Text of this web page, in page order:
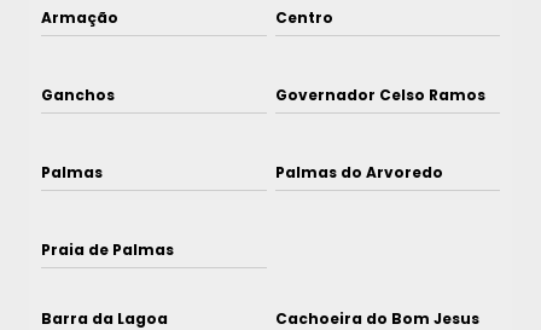
Armação Centro
Ganchos Governador Celso Ramos
Palmas Palmas do Arvoredo
Praia de Palmas
Barra da Lagoa Cachoeira do Bom Jesus